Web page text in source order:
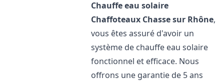
Chauffe eau solaire
Chaffoteaux Chasse sur Rhône,
vous êtes assuré d'avoir un
système de chauffe eau solaire
fonctionnel et efficace. Nous
offrons une garantie de 5 ans